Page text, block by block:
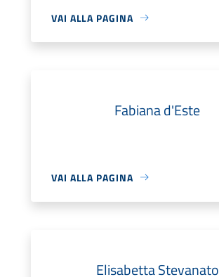
VAI ALLA PAGINA
Fabiana d'Este
VAI ALLA PAGINA
Elisabetta Stevanato